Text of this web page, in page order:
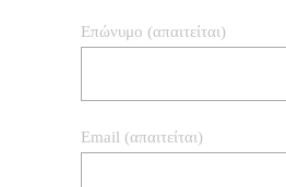
Επώνυμο (απαιτείται)
Email (απαιτείται)